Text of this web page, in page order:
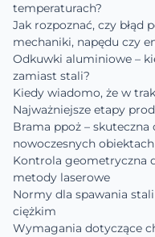
temperaturach?
Jak rozpoznać, czy błąd
mechaniki, napędu czy
Odkuwki aluminiowe –
zamiast stali?
Kiedy wiadomo, że w
Najważniejsze etapy
Brama ppoż –
nowoczesnych obiektach
Kontrola geometryczna
metody laserowe
Normy dla spawania
ciężkim
Wymagania dotyczące